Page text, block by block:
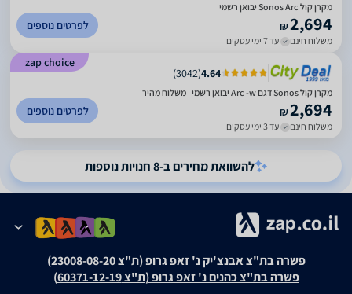
מקרן קול Sonos Arc יבואן רשמי
₪2,694
משלוח חינם עד 7 ימי עסקים
לפרטים נוספים
zap choice
4.64
(
3042
)
מקרן קול Sonos דגם Arc -w יבואן רשמי | משלוח מהיר
₪2,694
משלוח חינם עד 3 ימי עסקים
לפרטים נוספים
להשוואת מחירים ב-8 חנויות נוספות
פשרה בת"צ אבנצ'יק נ' זאפ גרופ (ת"צ 23008-08-20)
פשרה בת"צ כהנים נ' זאפ גרופ (ת"צ 60371-12-19)